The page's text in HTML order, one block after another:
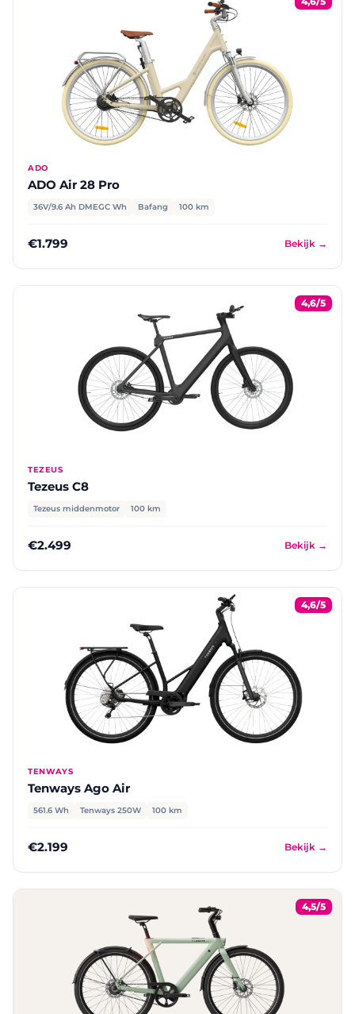
ADO
ADO Air 28 Pro
36V/9.6 Ah DMEGC Wh Bafang 100 km
€1.799 Bekijk →
4,6/5
TEZEUS
Tezeus C8
Tezeus middenmotor 100 km
€2.499 Bekijk →
4,6/5
TENWAYS
Tenways Ago Air
561.6 Wh Tenways 250W 100 km
€2.199 Bekijk →
4,5/5